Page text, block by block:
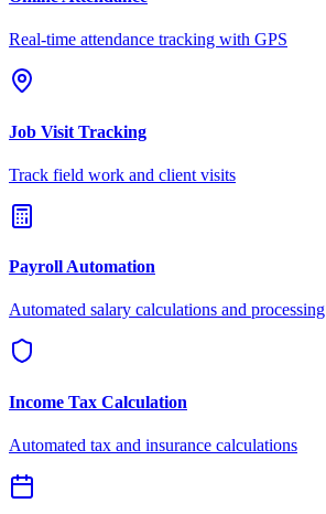
Real-time attendance tracking with GPS
Job Visit Tracking
Track field work and client visits
Payroll Automation
Automated salary calculations and processing
Income Tax Calculation
Automated tax and insurance calculations